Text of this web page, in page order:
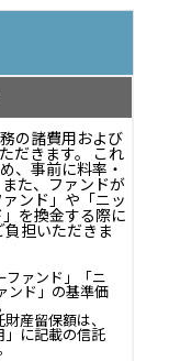
の諸費用および
だきます。 これ
、事前に料率・
また、ファンドが
ンド」や「ニッ
を換金する際に
担いただきま
ファンド」「ニ
ンド」の基準価
産留保額は、
」に記載の信託